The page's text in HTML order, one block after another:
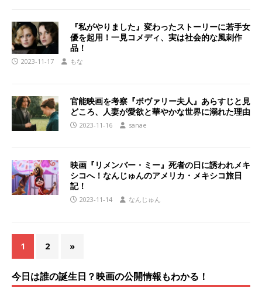
『私がやりました』変わったストーリーに若手女
優を起用！一見コメディ、実は社会的な風刺作
品！
2023-11-17 もな
官能映画を考察『ボヴァリー夫人』あらすじと見
どころ、人妻が愛欲と華やかな世界に溺れた理由
2023-11-16 sanae
映画『リメンバー・ミー』死者の日に誘われメキ
シコへ！なんじゅんのアメリカ・メキシコ旅日
記！
2023-11-14 なんじゅん
1 2 »
今日は誰の誕生日？映画の公開情報もわかる！